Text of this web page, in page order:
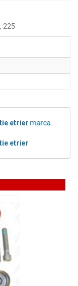
225
etrier marca
etrier